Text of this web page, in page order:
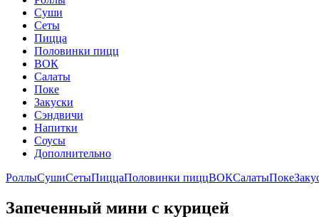
Суши
Сеты
Пицца
Половинки пицц
ВОК
Салаты
Поке
Закуски
Сэндвичи
Напитки
Соусы
Дополнительно
РоллыСушиСетыПиццаПоловинки пиццВОКСалатыПоке
Запеченный мини с курицей